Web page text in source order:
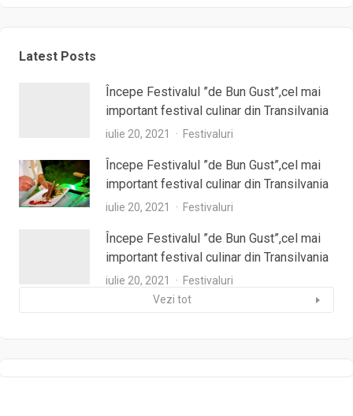
Latest Posts
Începe Festivalul ”de Bun Gust”,cel mai
important festival culinar din Transilvania
iulie 20, 2021 Festivaluri
Începe Festivalul ”de Bun Gust”,cel mai
important festival culinar din Transilvania
iulie 20, 2021 Festivaluri
Începe Festivalul ”de Bun Gust”,cel mai
important festival culinar din Transilvania
iulie 20, 2021
Festivaluri
Vezi tot